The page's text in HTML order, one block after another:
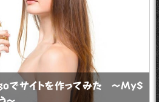
でサイトを作ってみた 〜MyS